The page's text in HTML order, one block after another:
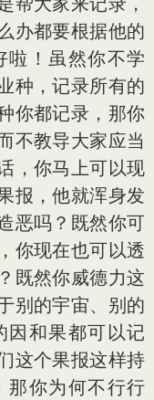
办都要根据他的
啦！虽然你不学
种，记录所有的
你都记录，那你
不教导大家应当
，你马上可以现
报，他就浑身发
恶吗？既然你可
你现在也可以透
既然你威德力这
别的宇宙、别的
因和果都可以记
这个果报这样持
那你为何不行行